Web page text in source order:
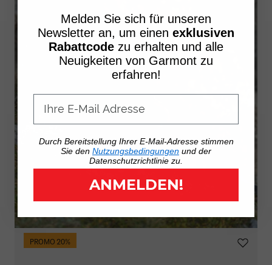
PROMO 20%
Melden Sie sich für unseren
Newsletter an, um einen exklusiven
Rabattcode zu erhalten und alle
Neuigkeiten von Garmont zu
erfahren!
Durch Bereitstellung Ihrer E-Mail-Adresse stimmen
Sie den Nutzungsbedingungen und der
Datenschutzrichtlinie zu.
ANMELDEN!